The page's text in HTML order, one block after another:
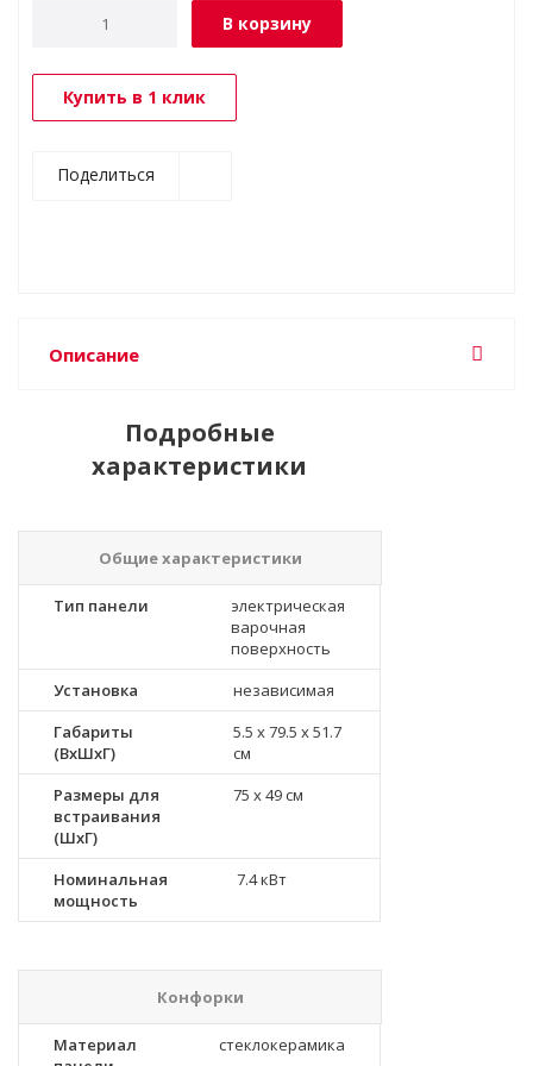
В корзину
Купить в 1 клик
Поделиться
Описание
Подробные
характеристики
Общие характеристики
Тип панели
электрическая
варочная
поверхность
Установка
независимая
Габариты
(ВхШхГ)
5.5 x 79.5 x 51.7
см
Размеры для
встраивания
(ШхГ)
75 x 49 см
Номинальная
мощность
7.4 кВт
Конфорки
Материал
стеклокерамика